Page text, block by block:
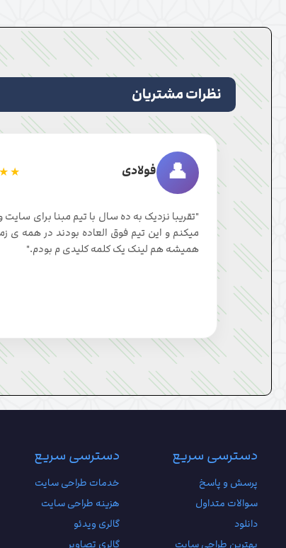
نظرات مشتریان
👤 فولادی
"تقریبا نزدیک به ده سال با تیم مبنا برای سایت
میکنم و این تیم فوق العاده بودند در همه ی
همیشه هم لینک یک کلمه کلیدی م بودم."
دسترسی سریع
پرسش و پاسخ
سوالات متداول
دانلود
بهترین طراحی سایت
دسترسی سریع
خدمات طراحی سایت
هزینه طراحی سایت
گالری ویدئو
گالری تصاویر